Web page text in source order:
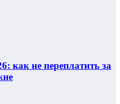
как не переплатить за